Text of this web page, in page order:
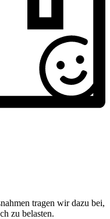
tragen wir dazu bei,
zu belasten.